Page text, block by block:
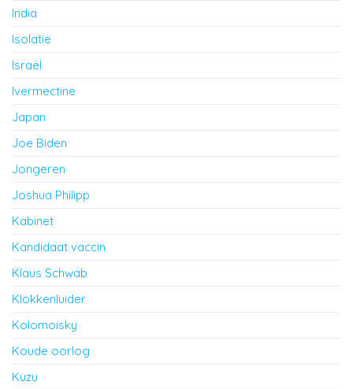
India
Isolatie
Israël
Ivermectine
Japan
Joe Biden
Jongeren
Joshua Philipp
Kabinet
Kandidaat vaccin
Klaus Schwab
Klokkenluider
Kolomoisky
Koude oorlog
Kuzu